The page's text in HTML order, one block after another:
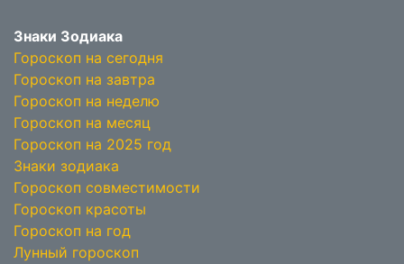
Знаки Зодиака
Гороскоп на сегодня
Гороскоп на завтра
Гороскоп на неделю
Гороскоп на месяц
Гороскоп на 2025 год
Знаки зодиака
Гороскоп совместимости
Гороскоп красоты
Гороскоп на год
Лунный гороскоп